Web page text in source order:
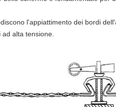
l'appiattimento dei bordi
alta tensione.